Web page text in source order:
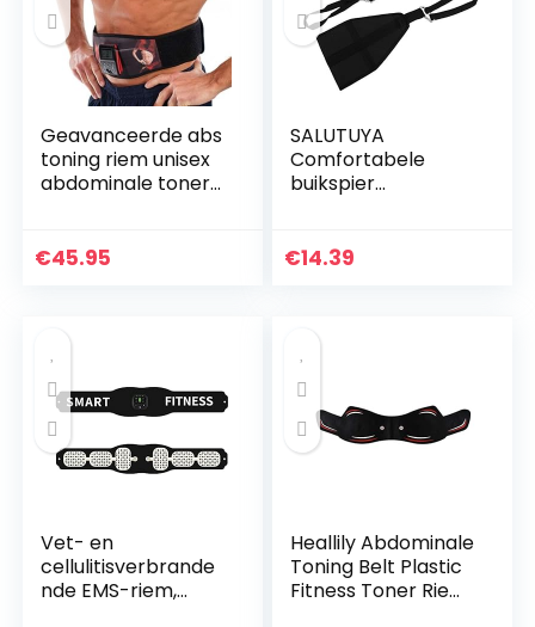
Geavanceerde abs
toning riem unisex
abdominale toner
€45.95
SALUTUYA
Comfortabele
buikspier
opknoping riem
€14.39
Vet- en
cellulitisverbrande
nde EMS-riem,
Heallily Abdominale
Toning Belt Plastic
Fitness Toner Riem